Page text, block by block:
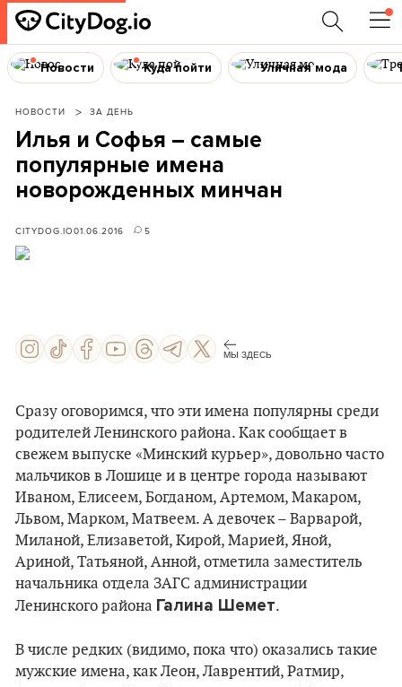
Новости Куда пойти Уличная мода
НОВОСТИ ЗА ДЕНЬ
Илья и Софья – самые
популярные имена
новорожденных минчан
CITYDOG.IO01.06.2016 5
МЫ ЗДЕСЬ
Сразу оговоримся, что эти имена популярны среди
родителей Ленинского района. Как сообщает в
свежем выпуске «Минский курьер», довольно часто
мальчиков в Лошице и в центре города называют
Иваном, Елисеем, Богданом, Артемом, Макаром,
Львом, Марком, Матвеем. А девочек – Варварой,
Миланой, Елизаветой, Кирой, Марией, Яной,
Ариной, Татьяной, Анной, отметила заместитель
начальника отдела ЗАГС администрации
Ленинского района Галина Шемет.
В числе редких (видимо, пока что) оказались такие
мужские имена, как Леон, Лаврентий, Ратмир,